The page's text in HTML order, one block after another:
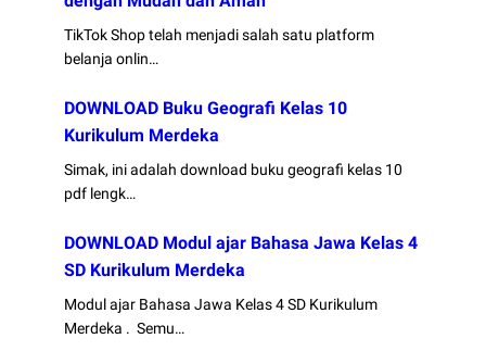
TikTok Shop telah menjadi salah satu platform
belanja onlin…
DOWNLOAD Buku Geografi Kelas 10
Kurikulum Merdeka
Simak, ini adalah download buku geografi kelas 10
pdf lengk…
DOWNLOAD Modul ajar Bahasa Jawa Kelas 4
SD Kurikulum Merdeka
Modul ajar Bahasa Jawa Kelas 4 SD Kurikulum
Merdeka . Semu…